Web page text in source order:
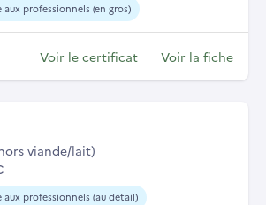
aux professionnels (en gros)
Voir le certificat Voir la fiche
viande/lait)
aux professionnels (au détail)